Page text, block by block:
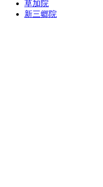
草加院
新三郷院